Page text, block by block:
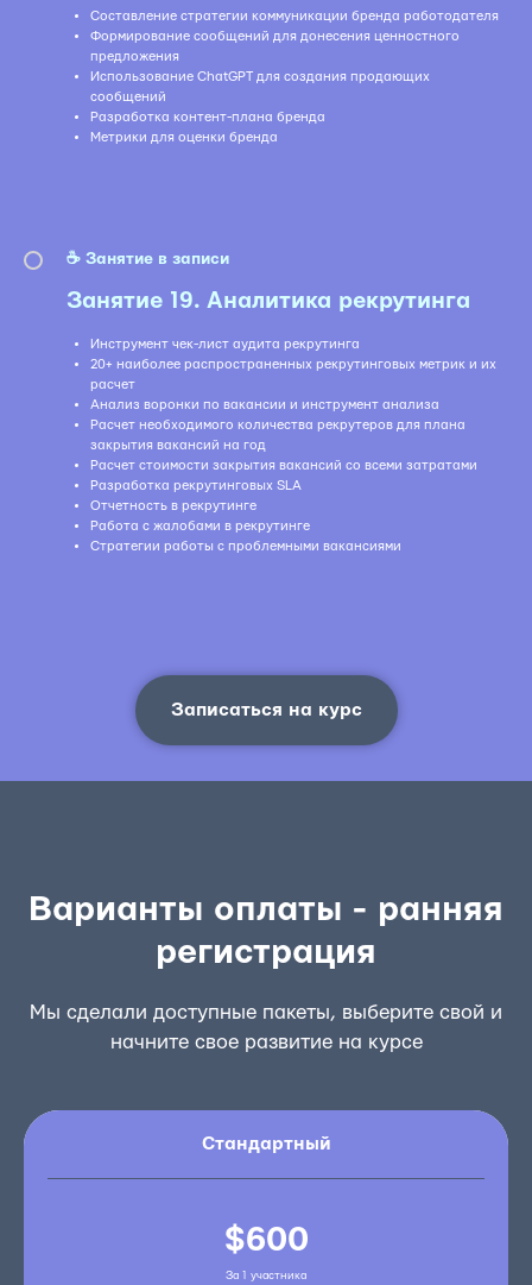
Составление стратегии коммуникации бренда работодателя
Формирование сообщений для донесения ценностного
предложения
Использование ChatGPT для создания продающих
сообщений
Разработка контент-плана бренда
Метрики для оценки бренда
☕️ Занятие в записи
Занятие 19. Аналитика рекрутинга
Инструмент чек-лист аудита рекрутинга
20+ наиболее распространенных рекрутинговых метрик и их
расчет
Анализ воронки по вакансии и инструмент анализа
Расчет необходимого количества рекрутеров для плана
закрытия вакансий на год
Расчет стоимости закрытия вакансий со всеми затратами
Разработка рекрутинговых SLA
Отчетность в рекрутинге
Работа с жалобами в рекрутинге
Стратегии работы с проблемными вакансиями
Записаться на курс
Варианты оплаты - ранняя
регистрация
Мы сделали доступные пакеты, выберите свой и
начните свое развитие на курсе
Стандартный
$600
За 1 участника